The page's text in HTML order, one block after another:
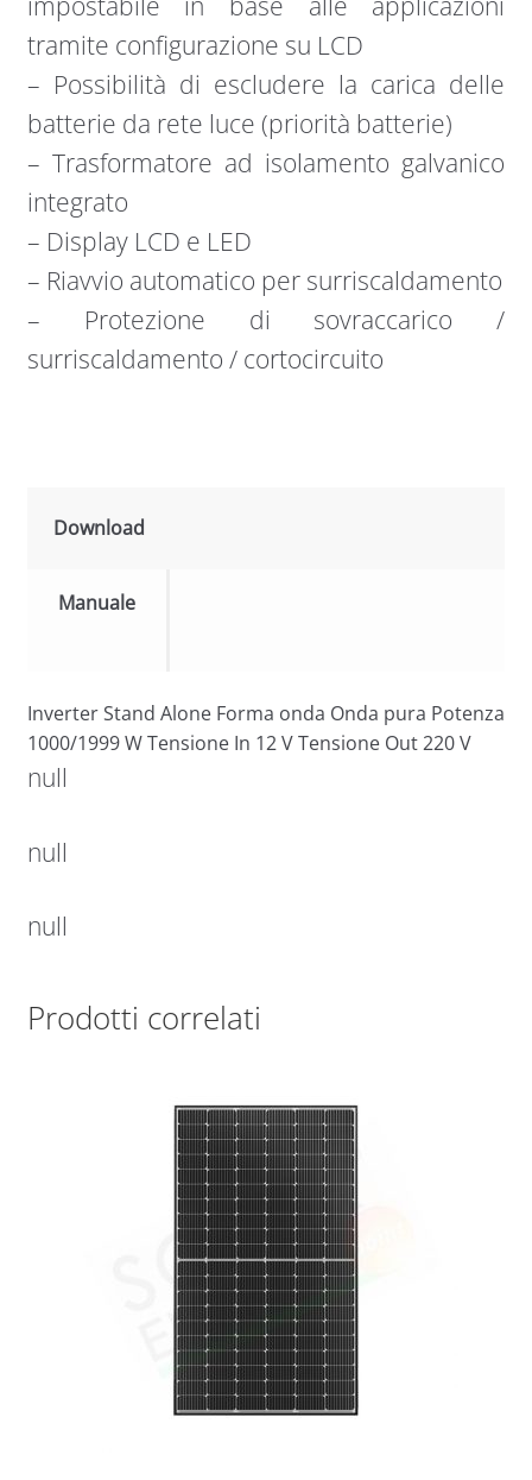
tramite configurazione su LCD
– Possibilità di escludere la carica delle
batterie da rete luce (priorità batterie)
– Trasformatore ad isolamento galvanico
integrato
– Display LCD e LED
– Riavvio automatico per surriscaldamento
– Protezione di sovraccarico /
surriscaldamento / cortocircuito
Download
Manuale
Inverter Stand Alone Forma onda Onda pura Potenza
1000/1999 W Tensione In 12 V Tensione Out 220 V
null
null
null
Prodotti correlati